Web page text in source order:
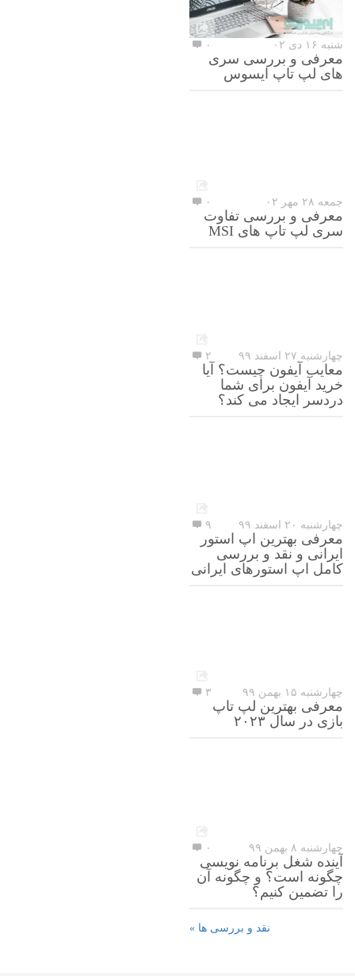
شنبه ۱۶ دی ۰۲ ۰
معرفی و بررسی سری
های لپ تاپ ایسوس
جمعه ۲۸ مهر ۰۲ ۰
معرفی و بررسی تفاوت
سری لپ تاپ های MSI
چهارشنبه ۲۷ اسفند ۹۹ ۲
معایب آیفون چیست؟ آیا
خرید آیفون برای شما
دردسر ایجاد می کند؟
چهارشنبه ۲۰ اسفند ۹۹ ۹
معرفی بهترین اپ استور
ایرانی و نقد و بررسی
کامل اپ استورهای ایرانی
چهارشنبه ۱۵ بهمن ۹۹ ۳
معرفی بهترین لپ تاپ
بازی در سال ۲۰۲۳
چهارشنبه ۸ بهمن ۹۹ ۰
آینده شغل برنامه نویسی
چگونه است؟ و چگونه آن
را تضمین کنیم؟
نقد و بررسی ها »